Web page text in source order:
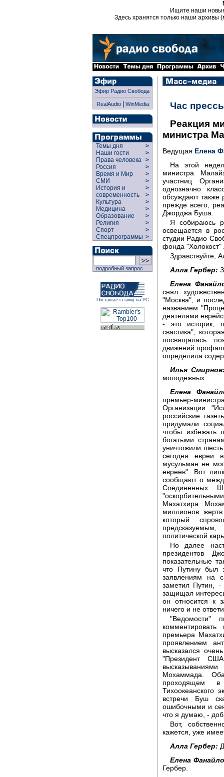
Ищите наши
Здесь хранятся только наши архивы
Эфир Радио Свобода
RealAudio| WinMedia
Темы дня
>
Наши гости
>
Права человека >
Россия
>
Время и Мир
>
СМИ
>
История и
современность
>
>
Культура
>
Медицина
>
Образование
>
Религия
>
Спорт
>
Спецпрограммы >
подробный запрос
Поставьте ссылку на РС
Час
Реакция
министра
Ведущая Елена
На этой
министра
участниц
однозначно
обсуждают также
прежде всего,
Джорджа Буша.
Я собираюсь
освещается в
студии Радио
фонда
Здравствуйте,
Алла Гербер:
Елена
снял
"Москва", и
названием
деятелями
- это историк,
свастика",
посвящалась
движений
определила
Илья
молодежных.
Елена
премьер-
Организации
российские
придумали
чтобы избежать
богатыми
уничтожили
сегодня евреи
мусульман не
евреев". Вот
сообщают о
Соединенных
Махатхира
миллионов
который
политической
Но далее
президентов
показательные
что Путину был
заявлениям на
заметил Путин,
защищал
он относится к
ничего и не
"Ведомости"
премьера
проявлением
высказался
"Президент
Мохаммада.
проходящем в
Тихоокеанского
встречи Буш
ошибочными и
что я думаю, -
Вот,
кажется, уже
Алла Гербер:
Елена
Гербер.